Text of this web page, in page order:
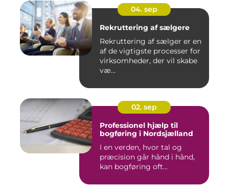
04. sep
Rekruttering af sælgere
Rekruttering af sælger er en
af de vigtigste processer for
virksomheder, der vil skabe
væ...
02. sep
Professionel hjælp til
bogføring i Nordsjælland
I en verden, hvor tal og
præcision går hånd i hånd,
kan bogføring oft...